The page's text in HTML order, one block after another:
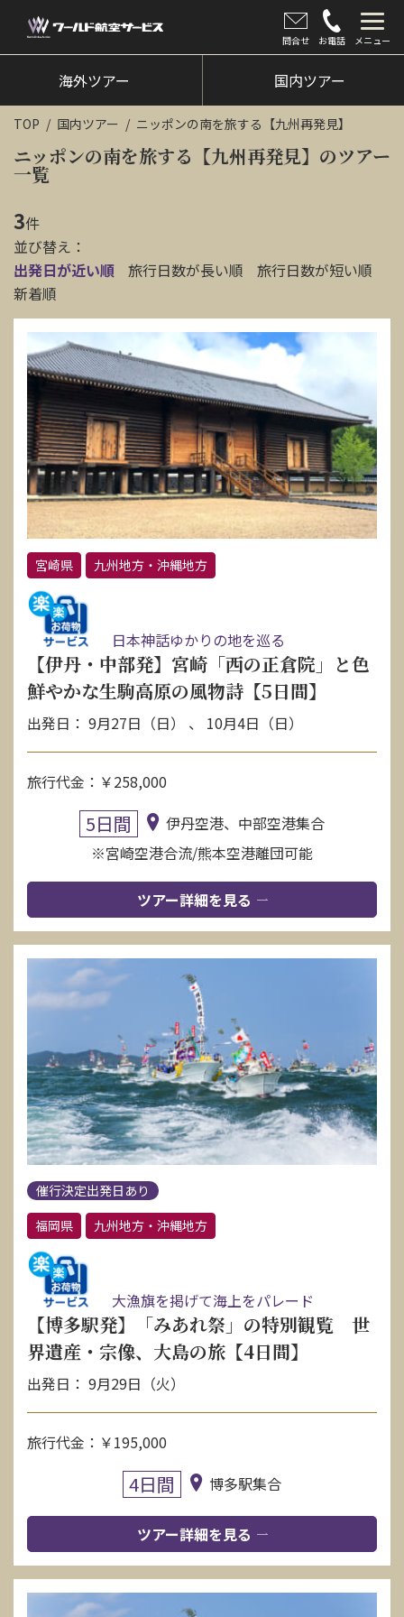
問合せ お電話 メニュー
海外ツアー
国内ツアー
クルーズツアー
旅のひろば
イベント
新着情報
会社情報
お問い合わせ
資料請求
電話にてお問い合わせ
海外ツアー 国内ツアー
TOP 国内ツアー ニッポンの南を旅する【九州再発見】
ニッポンの南を旅する【九州再発見】のツアー
一覧
3件
並び替え：
出発日が近い順
旅行日数が長い順
旅行日数が短い順
新着順
宮崎県 九州地方・沖縄地方
日本神話ゆかりの地を巡る
【伊丹・中部発】宮崎「西の正倉院」と色
鮮やかな生駒高原の風物詩【5日間】
出発日： 9月27日（日） 、 10月4日（日）
旅行代金：￥258,000
5日間
伊丹空港、中部空港集合
※宮崎空港合流/熊本空港離団可能
ツアー詳細を見る
催行決定出発日あり
福岡県
九州地方・沖縄地方
大漁旗を掲げて海上をパレード
【博多駅発】「みあれ祭」の特別観覧 世
界遺産・宗像、大島の旅【4日間】
出発日： 9月29日（火）
旅行代金：￥195,000
4日間 博多駅集合
ツアー詳細を見る